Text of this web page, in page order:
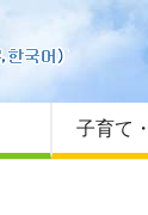
はじめ
Foreign
サイトマ
子育て